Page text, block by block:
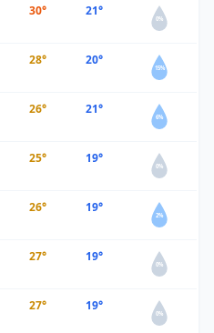
30° 21°
0%
28° 20°
15%
26° 21°
6%
25° 19°
0%
26° 19°
2%
27° 19°
0%
27° 19°
0%